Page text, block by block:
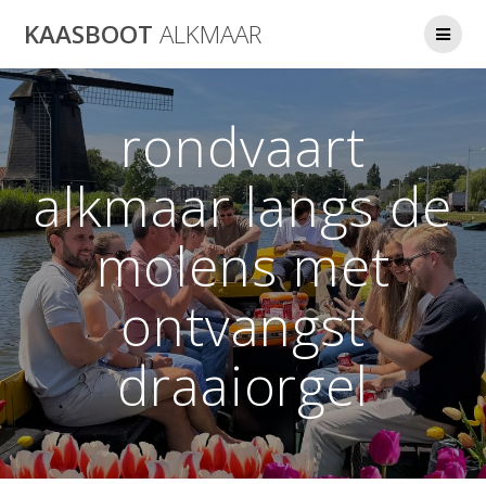
naar
KAASBOOT ALKMAAR
rondvaart
alkmaar langs de
molens met
ontvangst
draaiorgel